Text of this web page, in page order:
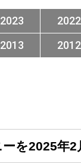
2023 2022
2013 2012
を2025年